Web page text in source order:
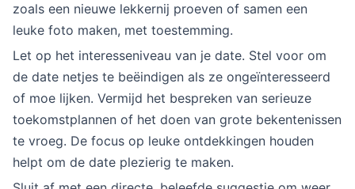
zoals een nieuwe lekkernij proeven of samen een
leuke foto maken, met toestemming.
Let op het interesseniveau van je date. Stel voor om
de date netjes te beëindigen als ze ongeïnteresseerd
of moe lijken. Vermijd het bespreken van serieuze
toekomstplannen of het doen van grote bekentenissen
te vroeg. De focus op leuke ontdekkingen houden
helpt om de date plezierig te maken.